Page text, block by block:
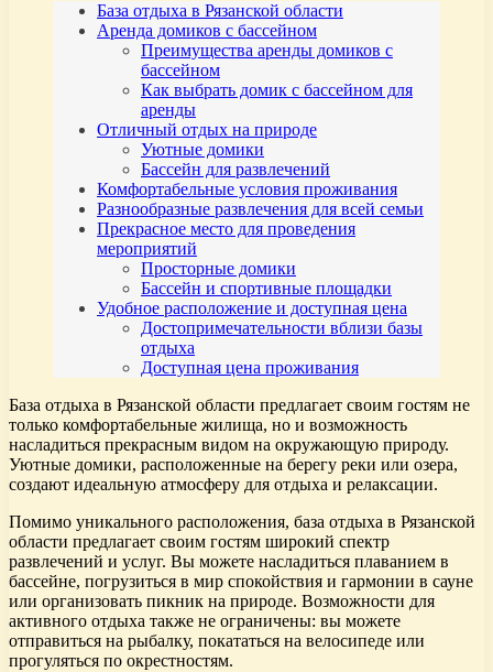
База отдыха в Рязанской области
Аренда домиков с бассейном
Преимущества аренды домиков с
бассейном
Как выбрать домик с бассейном для
аренды
Отличный отдых на природе
Уютные домики
Бассейн для развлечений
Комфортабельные условия проживания
Разнообразные развлечения для всей семьи
Прекрасное место для проведения
мероприятий
Просторные домики
Бассейн и спортивные площадки
Удобное расположение и доступная цена
Достопримечательности вблизи базы
отдыха
Доступная цена проживания
База отдыха в Рязанской области предлагает своим гостям не
только комфортабельные жилища, но и возможность
насладиться прекрасным видом на окружающую природу.
Уютные домики, расположенные на берегу реки или озера,
создают идеальную атмосферу для отдыха и релаксации.
Помимо уникального расположения, база отдыха в Рязанской
области предлагает своим гостям широкий спектр
развлечений и услуг. Вы можете насладиться плаванием в
бассейне, погрузиться в мир спокойствия и гармонии в сауне
или организовать пикник на природе. Возможности для
активного отдыха также не ограничены: вы можете
отправиться на рыбалку, покататься на велосипеде или
прогуляться по окрестностям.